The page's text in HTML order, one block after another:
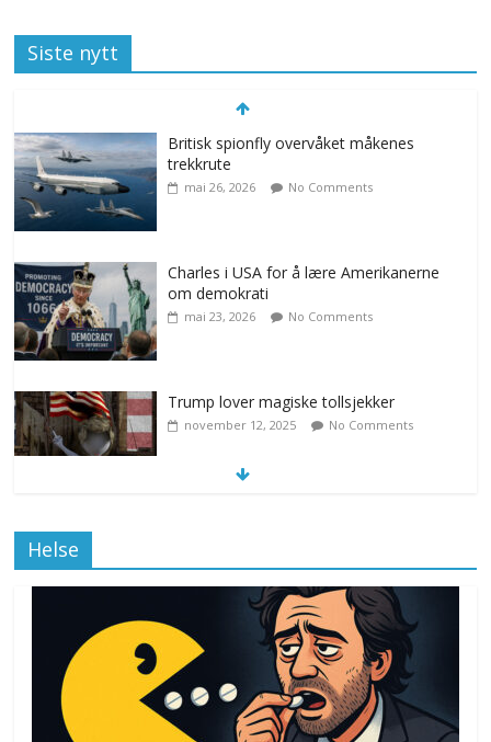
Siste nytt
Britisk spionfly overvåket måkenes
trekkrute
mai 26, 2026 No Comments
Charles i USA for å lære Amerikanerne
om demokrati
mai 23, 2026 No Comments
Trump lover magiske tollsjekker
november 12, 2025 No Comments
Drone stopper flytrafikken i Stockholm,
ekspert mistenker MDG
november 6, 2025 No Comments
Helse